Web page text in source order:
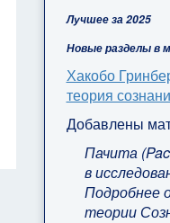
Лучшее за 2025
Новые разделы в
Хакобо
теория
Добавлены
Пачита
в
Подробнее
теории